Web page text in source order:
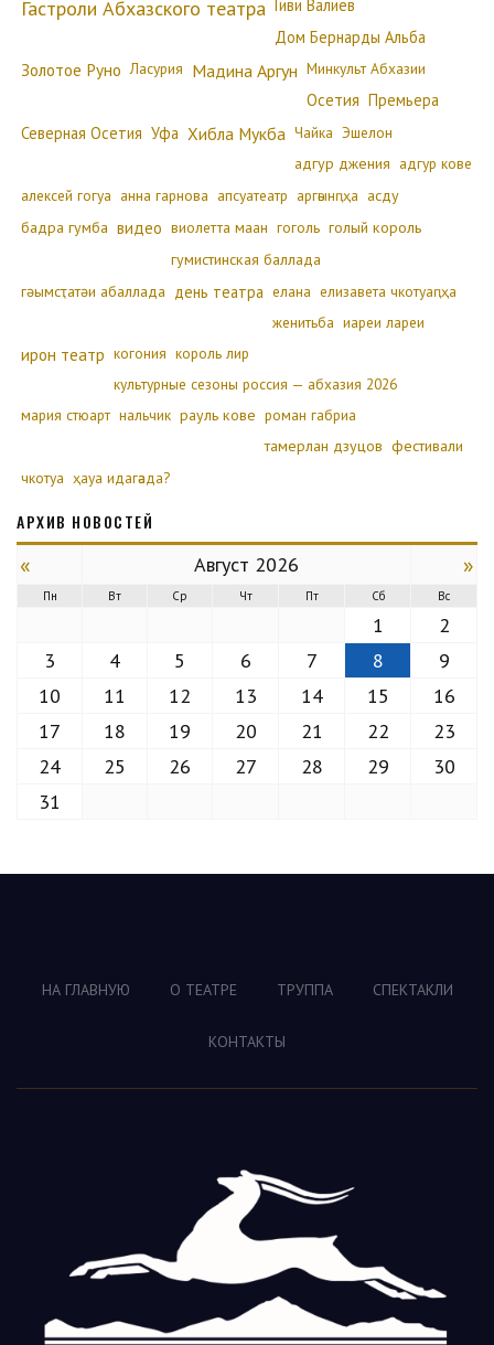
Гастроли Абхазского театра
Гиви Валиев
Дом Бернарды Альба
Золотое Руно Ласурия Мадина Аргун Минкульт Абхазии
Осетия Премьера
Северная Осетия Уфа Хибла Мукба Чайка Эшелон
адгур джения адгур кове
алексей гогуа анна гарнова апсуатеатр аргәынԥҳа асду
бадра гумба видео виолетта маан гоголь голый король
гумистинская баллада
гәымсҭатәи абаллада день театра елана елизавета чкотуаԥҳа
женитьба иареи лареи
ирон театр когония король лир
культурные сезоны россия — абхазия 2026
мария стюарт нальчик рауль кове роман габриа
тамерлан дзуцов фестивали
чкотуа ҳауа идагәада?
АРХИВ НОВОСТЕЙ
« Август 2026 »
Пн Вт Ср Чт Пт Сб Вс
1
2
3
4 5 6 7 8
9
10
11 12 13 14 15
16
17
18 19 20 21 22
23
24
25 26 27 28 29
30
31
НА ГЛАВНУЮ О ТЕАТРЕ ТРУППА СПЕКТАКЛИ
КОНТАКТЫ